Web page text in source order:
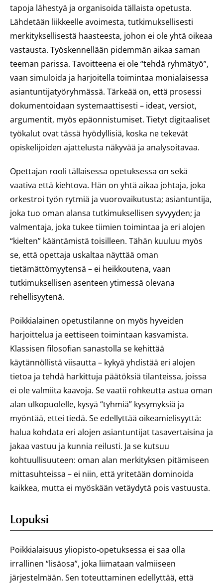
tapoja lähestyä ja organisoida tällaista opetusta.
Lähdetään liikkeelle avoimesta, tutkimuksellisesti
merkityksellisestä haasteesta, johon ei ole yhtä oikeaa
vastausta. Työskennellään pidemmän aikaa saman
teeman parissa. Tavoitteena ei ole “tehdä ryhmätyö”,
vaan simuloida ja harjoitella toimintaa monialaisessa
asiantuntijatyöryhmässä. Tärkeää on, että prosessi
dokumentoidaan systemaattisesti – ideat, versiot,
argumentit, myös epäonnistumiset. Tietyt digitaaliset
työkalut ovat tässä hyödyllisiä, koska ne tekevät
opiskelijoiden ajattelusta näkyvää ja analysoitavaa.
Opettajan rooli tällaisessa opetuksessa on sekä
vaativa että kiehtova. Hän on yhtä aikaa johtaja, joka
orkestroi työn rytmiä ja vuorovaikutusta; asiantuntija,
joka tuo oman alansa tutkimuksellisen syvyyden; ja
valmentaja, joka tukee tiimien toimintaa ja eri alojen
“kielten” kääntämistä toisilleen. Tähän kuuluu myös
se, että opettaja uskaltaa näyttää oman
tietämättömyytensä – ei heikkoutena, vaan
tutkimuksellisen asenteen ytimessä olevana
rehellisyytenä.
Poikkialainen opetustilanne on myös hyveiden
harjoittelua ja eettiseen toimintaan kasvamista.
Klassisen filosofian sanastolla se kehittää
käytännöllistä viisautta – kykyä yhdistää eri alojen
tietoa ja tehdä harkittuja päätöksiä tilanteissa, joissa
ei ole valmiita kaavoja. Se vaatii rohkeutta astua oman
alan ulkopuolelle, kysyä “tyhmiä” kysymyksiä ja
myöntää, ettei tiedä. Se edellyttää oikeamielisyyttä:
halua kohdata eri alojen asiantuntijat tasavertaisina ja
jakaa vastuu ja kunnia reilusti. Ja se kutsuu
kohtuullisuuteen: oman alan merkityksen pitämiseen
mittasuhteissa – ei niin, että yritetään dominoida
kaikkea, mutta ei myöskään vetäydytä pois vastuusta.
Lopuksi
Poikkialaisuus yliopisto-opetuksessa ei saa olla
irrallinen “lisäosa”, joka liimataan valmiiseen
järjestelmään. Sen toteuttaminen edellyttää, että